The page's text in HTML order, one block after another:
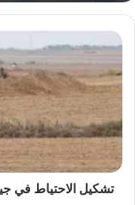
تشكيل الاحتياط في